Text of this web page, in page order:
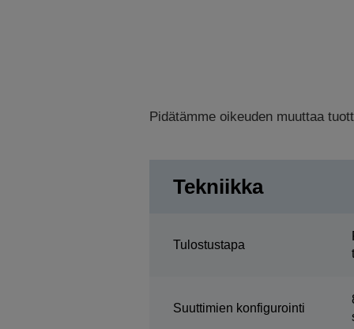
Pidätämme oikeuden muuttaa
Tekniikka
Tulostustapa
Suuttimien konfigurointi